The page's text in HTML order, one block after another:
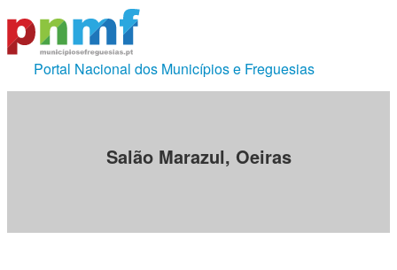
Portal Nacional dos Municípios e Freguesias
Salão Marazul, Oeiras